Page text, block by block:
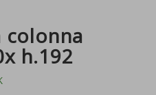
colonna
h.192